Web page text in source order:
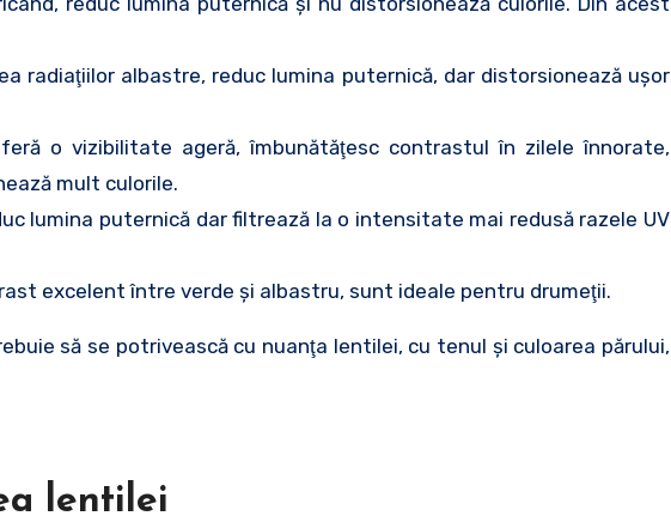
radiaţiilor albastre, reduc lumina puternică, dar distorsionează uşor
o vizibilitate ageră, îmbunătăţesc contrastul în zilele înnorate,
mult culorile.
lumina puternică dar filtrează la o intensitate mai redusă razele UV
excelent între verde şi albastru, sunt ideale pentru drumeţii.
să se potrivească cu nuanţa lentilei, cu tenul şi culoarea părului,
lentilei